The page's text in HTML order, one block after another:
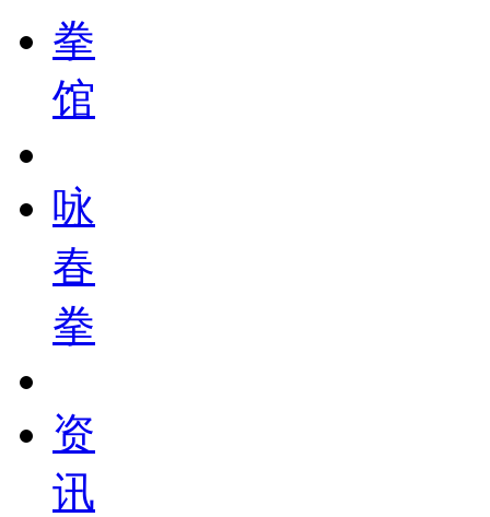
拳
馆
咏
春
拳
资
讯